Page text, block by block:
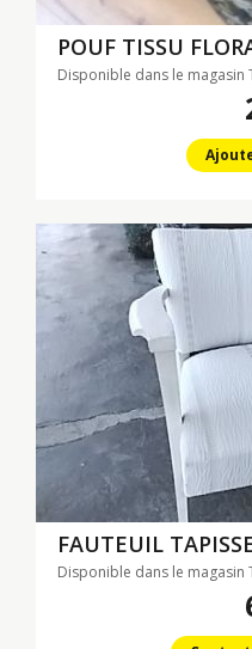
POUF TISSU
Disponible dans le magasin
FAUTEUIL
Disponible dans le magasin